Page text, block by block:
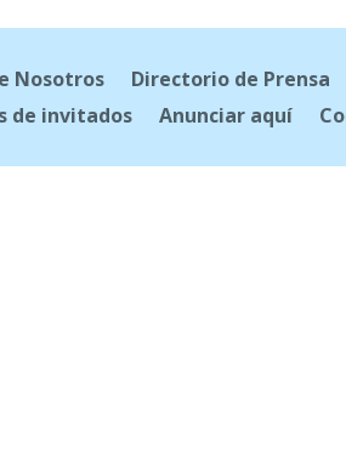
Nosotros Directorio de Prensa
de invitados
Anunciar aquí